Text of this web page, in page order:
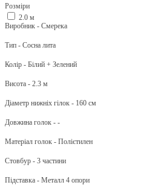
Розміри
2.0 м
Виробник - Смерека
Тип - Сосна лита
Колір - Білий + Зелений
Висота - 2.3 м
Діаметр нижніх гілок - 160 см
Довжина голок - -
Матеріал голок - Полієтилен
Стовбур - 3 частини
Підставка - Металл 4 опори